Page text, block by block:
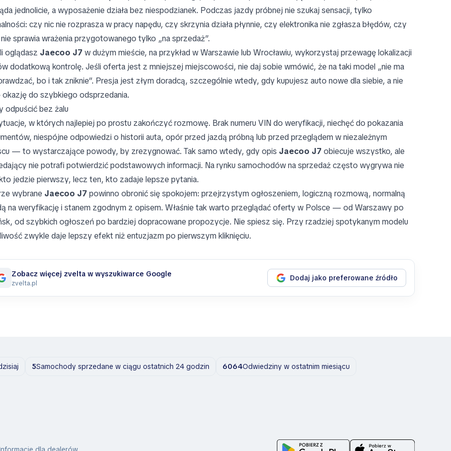
jednolicie, a wyposażenie działa bez niespodzianek. Podczas jazdy próbnej nie szukaj sensacji, tylko
czy nic nie rozprasza w pracy napędu, czy skrzynia działa płynnie, czy elektronika nie zgłasza błędów, czy
sprawia wrażenia przygotowanego tylko „na sprzedaż”.
oglądasz Jaecoo J7 w dużym mieście, na przykład w Warszawie lub Wrocławiu, wykorzystaj przewagę lokalizacji
dodatkową kontrolę. Jeśli oferta jest z mniejszej miejscowości, nie daj sobie wmówić, że na taki model „nie ma
bo i tak zniknie”. Presja jest złym doradcą, szczególnie wtedy, gdy kupujesz auto nowe dla siebie, a nie
do szybkiego odsprzedania.
odpuścić bez żalu
w których najlepiej po prostu zakończyć rozmowę. Brak numeru VIN do weryfikacji, niechęć do pokazania
niespójne odpowiedzi o historii auta, opór przed jazdą próbną lub przed przeglądem w niezależnym
— to wystarczające powody, by zrezygnować. Tak samo wtedy, gdy opis Jaecoo J7 obiecuje wszystko, ale
nie potrafi potwierdzić podstawowych informacji. Na rynku samochodów na sprzedaż często wygrywa nie
jedzie pierwszy, lecz ten, kto zadaje lepsze pytania.
wybrane Jaecoo J7 powinno obronić się spokojem: przejrzystym ogłoszeniem, logiczną rozmową, normalną
na weryfikację i stanem zgodnym z opisem. Właśnie tak warto przeglądać oferty w Polsce — od Warszawy po
od szybkich ogłoszeń po bardziej dopracowane propozycje. Nie spiesz się. Przy rzadziej spotykanym modelu
zwykle daje lepszy efekt niż entuzjazm po pierwszym kliknięciu.
Zobacz więcej zvelta w wyszukiwarce Google
zvelta.pl
Dodaj jako preferowane źródło
5Samochody sprzedane w ciągu ostatnich 24 godzin 6064Odwiedziny w ostatnim miesiącu